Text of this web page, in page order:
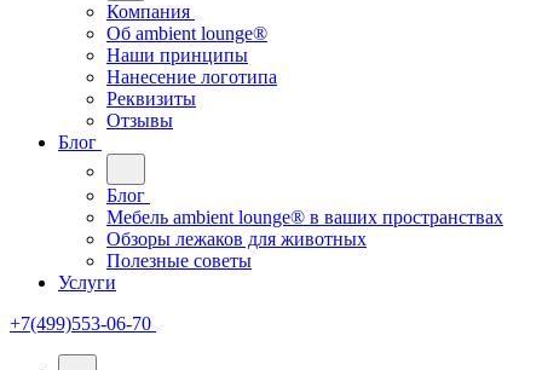
Компания
Oб ambient lounge®
Наши принципы
Нанесение логотипа
Реквизиты
Отзывы
Блог
Блог
Мебель ambient lounge® в ваших пространствах
Обзоры лежаков для животных
Полезные советы
Услуги
+7(499)553-06-70